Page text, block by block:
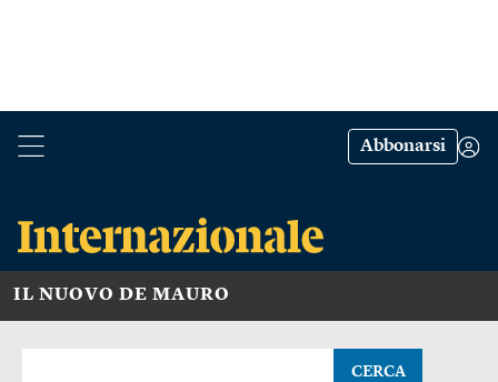
Abbonarsi
IL NUOVO DE MAURO
CERCA